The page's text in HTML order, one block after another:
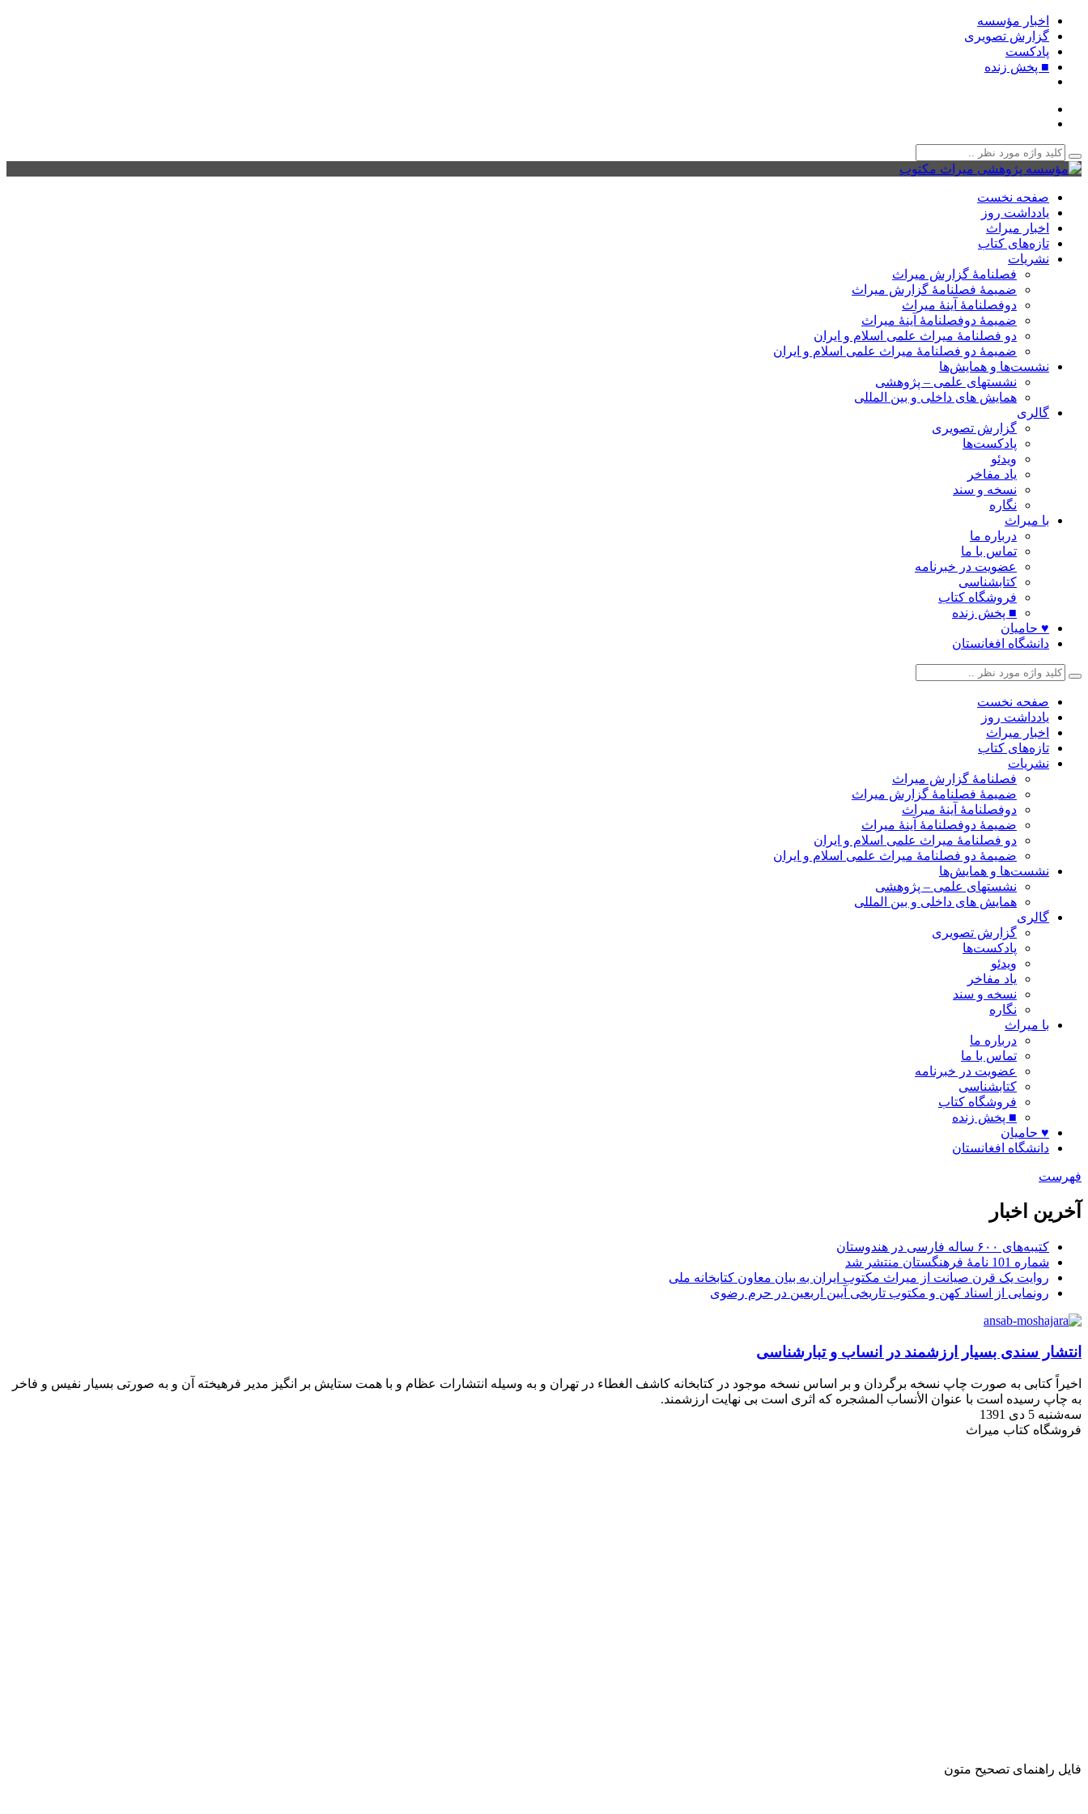
اخبار مؤسسه
گزارش تصویری
پادکست‌
■ پخش زنده
صفحه نخست
یادداشت روز
اخبار میراث
تازه‌های کتاب
نشریات
فصلنامۀ گزارش میراث
ضمیمۀ فصلنامۀ گزارش میراث
دوفصلنامۀ آینۀ میراث
ضمیمۀ دوفصلنامۀ آینۀ میراث
دو فصلنامۀ میراث علمی اسلام و ایران
ضمیمۀ دو فصلنامۀ میراث علمی اسلام و ایران
نشست‌ها و همایش‌ها
نشستهای علمی – پژوهشی
همایش های داخلی و بین المللی
گالری
گزارش تصویری
پادکست‌ها
ویدئو
یاد مفاخر
نسخه و سند
نگاره
با میراث
درباره ما
تماس با ما
عضویت در خبرنامه
کتابشناسی
فروشگاه کتاب
■ پخش زنده
♥ حامیان
دانشگاه افغانستان
صفحه نخست
یادداشت روز
اخبار میراث
تازه‌های کتاب
نشریات
فصلنامۀ گزارش میراث
ضمیمۀ فصلنامۀ گزارش میراث
دوفصلنامۀ آینۀ میراث
ضمیمۀ دوفصلنامۀ آینۀ میراث
دو فصلنامۀ میراث علمی اسلام و ایران
ضمیمۀ دو فصلنامۀ میراث علمی اسلام و ایران
نشست‌ها و همایش‌ها
نشستهای علمی – پژوهشی
همایش های داخلی و بین المللی
گالری
گزارش تصویری
پادکست‌ها
ویدئو
یاد مفاخر
نسخه و سند
نگاره
با میراث
درباره ما
تماس با ما
عضویت در خبرنامه
کتابشناسی
فروشگاه کتاب
■ پخش زنده
♥ حامیان
دانشگاه افغانستان
فهرست
آخرین اخبار
کتیبه‌های ۶۰۰ ساله فارسی در هندوستان
شماره 101 نامۀ فرهنگستان منتشر شد
روایت یک قرن صیانت از میراث مکتوب ایران به بیان معاون کتابخانه ملی
رونمایی از اسناد کهن و مکتوب تاریخی آیین اربعین در حرم رضوی
انتشار سندی بسیار ارزشمند در انساب و تبارشناسی
اخیراً کتابی به صورت چاپ نسخه برگردان و بر اساس نسخه موجود در کتابخانه کاشف الغطاء در تهران و به وسیله انتشارات عظام و با همت ستایش بر انگیز مدیر فرهیخته آن و به صورتی بسیار نفیس و فاخر
به چاپ رسیده است با عنوان الأنساب المشجره که اثری است بی نهایت ارزشمند.
سه‌شنبه 5 دی 1391
فروشگاه کتاب میراث
فایل راهنمای تصحیح متون